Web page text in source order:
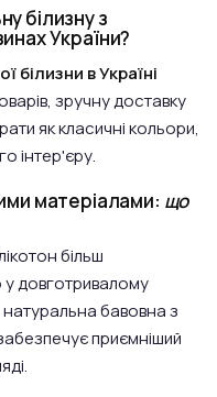
білизну з
України?
білизни в Україні
зручну доставку
як класичні кольори,
інтер'єру.
матеріалами: що
більш
у довготривалому
натуральна бавовна з
приємніший